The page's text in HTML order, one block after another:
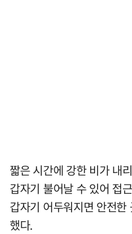
짧은 시간에 강한 비가 내
갑자기 불어날 수 있어 접
갑자기 어두워지면 안전
했다.